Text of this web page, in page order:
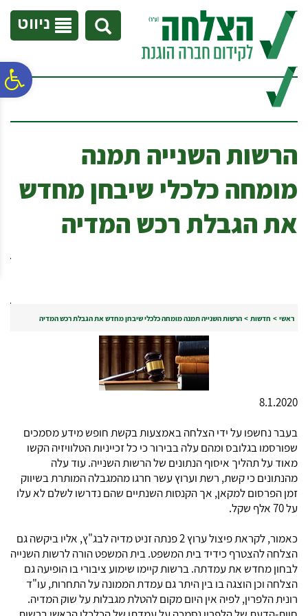
נגישות
אתר
המרכזי
ניווט
הרשות השנייה תמנה
מומחה כלכלי שיבחן מחדש
את הגבלת רכש המדיה
ראשי > חדשות > הרשות השנייה תמנה מומחה כלכלי שיבחן מחדש את הגבלת רכש המדיה
8.1.2020
בעבר נחשפו על ידי הצלחה באמצעות בקשת חופש מידע מסמכים
שפורסמו בגלובס ומהם עלה בבירור כי כל זכייניות הטלוויזיה הקשו
מאוד על תהליך איסוף הנתונים של הרשות השנייה. עוד עלה
מהנתונים כי קשת, רשת וערוץ עשר חרגו מהמגבלה המותרת בשיווק
זמן הפרסום למקאן, אך הקנסות השנתיים שהם נדרשו לשלם לא עלו
על 70 אלף שקל.
כאמור, לקראת פיצול ערוץ 2 פנתה זניט מדיה לבג"ץ, אליו ביקשה גם
הצלחה להצטרף כידיד בית המשפט. בית המשפט הורה לרשות השנייה
לבחון מחדש את עמדתה. ברשות קיימו שימוע ציבורי בו הופיעה גם
הצלחה וכן הוצגה בו בין היתר גם עמדת הממונה על התחרות, עו"ד
רונית הלפרין, לפיה אין היום מקום להטלת מגבלות על שוק המדיה.